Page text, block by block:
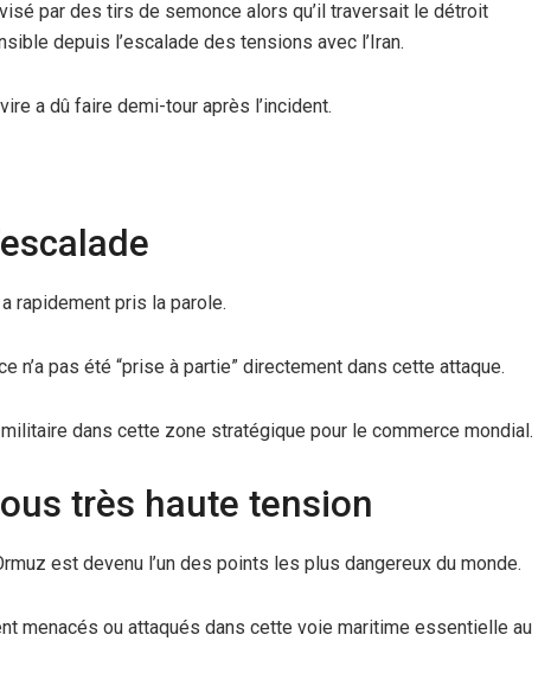
par des tirs de semonce alors qu’il traversait le détroit
depuis l’escalade des tensions avec l’Iran.
a dû faire demi-tour après l’incident.
rapidement pris la parole.
n’a pas été “prise à partie” directement dans cette attaque.
dans cette zone stratégique pour le commerce mondial.
très haute tension
est devenu l’un des points les plus dangereux du monde.
menacés ou attaqués dans cette voie maritime essentielle au